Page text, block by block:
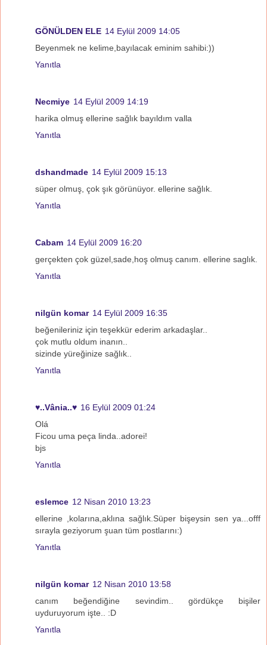
GÖNÜLDEN ELE 14 Eylül 2009 14:05
Beyenmek ne kelime,bayılacak eminim sahibi:))
Yanıtla
Necmiye 14 Eylül 2009 14:19
harika olmuş ellerine sağlık bayıldım valla
Yanıtla
dshandmade 14 Eylül 2009 15:13
süper olmuş, çok şık görünüyor. ellerine sağlık.
Yanıtla
Cabam 14 Eylül 2009 16:20
gerçekten çok güzel,sade,hoş olmuş canım. ellerine saglık.
Yanıtla
nilgün komar 14 Eylül 2009 16:35
beğenileriniz için teşekkür ederim arkadaşlar..
çok mutlu oldum inanın..
sizinde yüreğinize sağlık..
Yanıtla
♥..Vânia..♥ 16 Eylül 2009 01:24
Olá
Ficou uma peça linda..adorei!
bjs
Yanıtla
eslemce 12 Nisan 2010 13:23
ellerine ,kolarına,aklına sağlık.Süper bişeysin sen ya...offf
sırayla geziyorum şuan tüm postlarını:)
Yanıtla
nilgün komar 12 Nisan 2010 13:58
canım beğendiğine sevindim.. gördükçe bişiler
uyduruyorum işte.. :D
Yanıtla